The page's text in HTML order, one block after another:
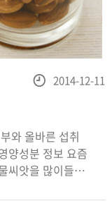
양성분 정보 요즘
씨앗을 많이들
지만, 일부 씨앗은
등
2014-12-11